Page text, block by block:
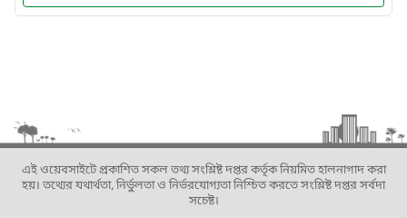
এই ওয়েবসাইটে প্রকাশিত সকল তথ্য সংশ্লিষ্ট দপ্তর কর্তৃক নিয়মিত হালনাগাদ করা
হয়। তথ্যের যথার্থতা, নির্ভুলতা ও নির্ভরযোগ্যতা নিশ্চিত করতে সংশ্লিষ্ট দপ্তর সর্বদা
সচেষ্ট।